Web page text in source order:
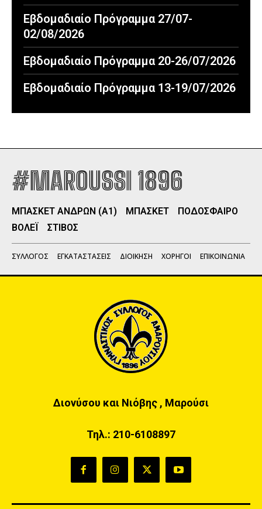
Εβδομαδιαίο Πρόγραμμα 27/07-
02/08/2026
Εβδομαδιαίο Πρόγραμμα 20-26/07/2026
Εβδομαδιαίο Πρόγραμμα 13-19/07/2026
#MAROUSSI 1896
ΜΠΑΣΚΕΤ ΑΝΔΡΩΝ (Α1) ΜΠΑΣΚΕΤ
ΠΟΔΟΣΦΑΙΡΟ
ΒΟΛΕΪ
ΣΤΙΒΟΣ
ΣΥΛΛΟΓΟΣ ΕΓΚΑΤΑΣΤΑΣΕΙΣ ΔΙΟΙΚΗΣΗ ΧΟΡΗΓΟΙ ΕΠΙΚΟΙΝΩΝΙΑ
Διονύσου και Νιόβης , Μαρούσι
Τηλ.: 210-6108897